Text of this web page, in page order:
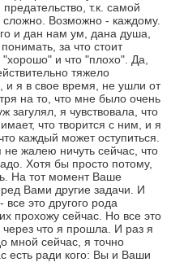
т.к. самой
сложно. Возможно - каждому.
и дан нам ум, дана душа,
за что стоит
"хорошо" и что "плохо". Да,
тяжело
и я в свое время, не ушли от
на то, что мне было очень
загулял, я чувствовала, что
что творится с ним, и я
каждый может оступиться.
не жалею ничуть сейчас, что
Хотя бы просто потому,
На тот момент Ваше
Вами другие задачи. И
это другого рода
прохожу сейчас. Но все это
что я прошла. И раз я
мной сейчас, я точно
есть ради кого: Вы и Ваши